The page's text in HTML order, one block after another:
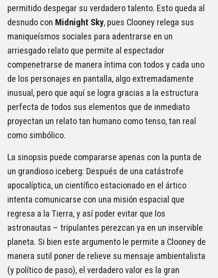
permitido despegar su verdadero talento. Esto queda al
desnudo con Midnight Sky, pues Clooney relega sus
maniqueísmos sociales para adentrarse en un
arriesgado relato que permite al espectador
compenetrarse de manera íntima con todos y cada uno
de los personajes en pantalla, algo extremadamente
inusual, pero que aquí se logra gracias a la estructura
perfecta de todos sus elementos que de inmediato
proyectan un relato tan humano como tenso, tan real
como simbólico.
La sinopsis puede compararse apenas con la punta de
un grandioso iceberg: Después de una catástrofe
apocalíptica, un científico estacionado en el ártico
intenta comunicarse con una misión espacial que
regresa a la Tierra, y así poder evitar que los
astronautas – tripulantes perezcan ya en un inservible
planeta. Si bien este argumento le permite a Clooney de
manera sutil poner de relieve su mensaje ambientalista
(y político de paso), el verdadero valor es la gran